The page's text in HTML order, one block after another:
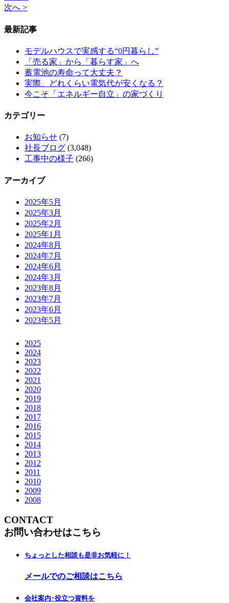
次へ >
最新記事
モデルハウスで実感する“0円暮らし”
「売る家」から「暮らす家」へ
蓄電池の寿命って大丈夫？
実際、どれくらい電気代が安くなる？
今こそ「エネルギー自立」の家づくり
カテゴリー
お知らせ (7)
社長ブログ (3,048)
工事中の様子 (266)
アーカイブ
2025年5月
2025年3月
2025年2月
2025年1月
2024年8月
2024年7月
2024年6月
2024年3月
2023年8月
2023年7月
2023年6月
2023年5月
2025
2024
2023
2022
2021
2020
2019
2018
2017
2016
2015
2014
2013
2012
2011
2010
2009
2008
CONTACT
お問い合わせはこちら
ちょっとした相談も是非お気軽に！
メールでのご相談はこちら
会社案内･役立つ資料を